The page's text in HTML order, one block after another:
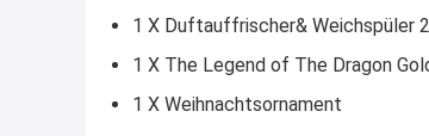
1 X Duftauffrischer& Weichspüler
1 X The Legend of The Dragon
1 X Weihnachtsornament